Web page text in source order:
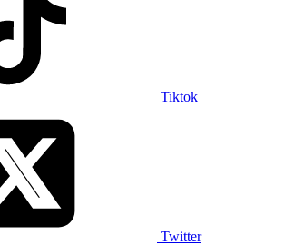
Tiktok
Twitter